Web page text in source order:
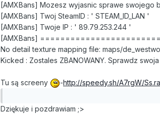
[AMXBans] Mozesz wyjasnic sprawe swojego
[AMXBans] Twoj SteamID : ' STEAM_ID_LAN '
[AMXBans] Twoje IP : ' 89.79.253.244 '
[AMXBans]
No detail texture mapping file: maps/
Kicked : Zostales ZBANOWANY. Sprawdz
Tu są screeny -http://speedy.sh/A7rgW/
Dziękuje i pozdrawiam ;>